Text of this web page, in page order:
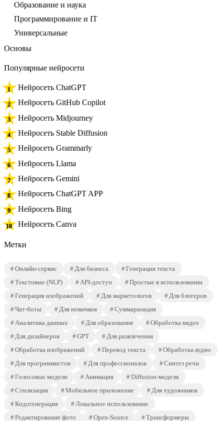
Образование и наука
Программирование и IT
Универсальные
Основы
Популярные нейросети
Нейросеть ChatGPT
Нейросеть GitHub Copilot
Нейросеть Midjourney
Нейросеть Stable Diffusion
Нейросеть Grammarly
Нейросеть Llama
Нейросеть Gemini
Нейросеть ChatGPT APP
Нейросеть Bing
Нейросеть Canva
Метки
Онлайн-сервис Для бизнеса
Генерация текста
Текстовые (NLP)
API-доступ
Простые в использовании
Генерация изображений
Для маркетологов
Для блогеров
Чат-боты
Для новичков
Суммаризация
Аналитика данных
Для образования
Обработка видео
Для дизайнеров
GPT
Для развлечения
Обработка изображений
Перевод текста
Обработка аудио
Для программистов
Для профессионалов
Синтез речи
Голосовые модели
Анимация
Diffusion-модели
Стилизация
Мобильное приложение
Для художников
Кодогенерация
Локальное использование
Редактирование фото
Open-Source
Трансформеры